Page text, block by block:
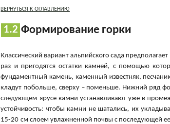
ВЕРНУТЬСЯ К ОГЛАВЛЕНИЮ
Формирование горки
Классический вариант альпийского сада
раз и пригодятся остатки камней, с помощью
фундаментный камень, каменный известняк,
кладут побольше, сверху – поменьше. Нижний ряд
следующем ярусе камни устанавливают уже в
устойчивость: чтобы камни не шатались, их
15-20 см слоем увлажненной почвы с последующей ее